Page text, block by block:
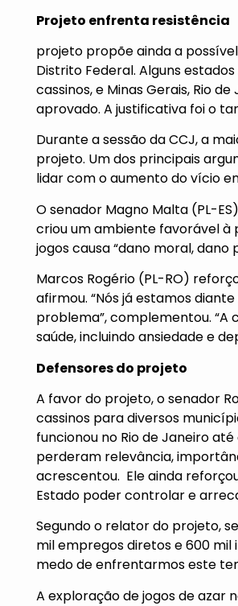
Projeto enfrenta resistência
projeto propõe ainda a
Distrito Federal. Alguns
cassinos, e Minas Gerais, Rio
aprovado. A justificativa foi o
Durante a sessão da CCJ, a
projeto. Um dos principais
lidar com o aumento do vício
O senador Magno Malta (PL-
criou um ambiente favorável à
jogos causa “dano moral, dano
Marcos Rogério (PL-RO)
afirmou. “Nós já estamos
problema”, complementou.
saúde, incluindo ansiedade e
Defensores do projeto
A favor do projeto, o senador
cassinos para diversos
funcionou no Rio de Janeiro
perderam relevância,
acrescentou. Ele ainda
Estado poder controlar e
Segundo o relator do projeto,
mil empregos diretos e 600 mil
medo de enfrentarmos este
A exploração de jogos de azar